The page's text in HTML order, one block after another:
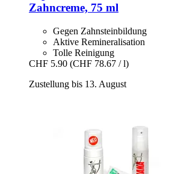
Zahncreme, 75 ml
Gegen Zahnsteinbildung
Aktive Remineralisation
Tolle Reinigung
CHF 5.90 (CHF 78.67 / l)
Zustellung bis 13. August